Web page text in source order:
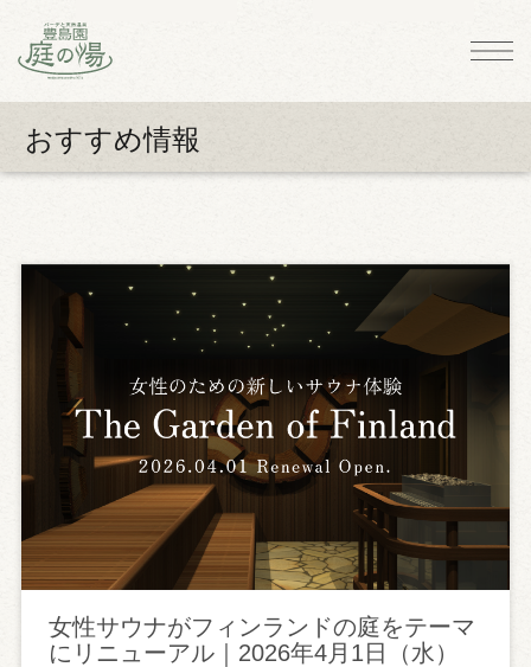
おすすめ情報
女性サウナがフィンランドの庭をテーマ
にリニューアル｜2026年4月1日（水）